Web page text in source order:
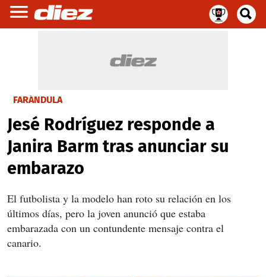
FARÁNDULA
Jesé Rodríguez responde a
Janira Barm tras anunciar su
embarazo
El futbolista y la modelo han roto su relación en los
últimos días, pero la joven anunció que estaba
embarazada con un contundente mensaje contra el
canario.